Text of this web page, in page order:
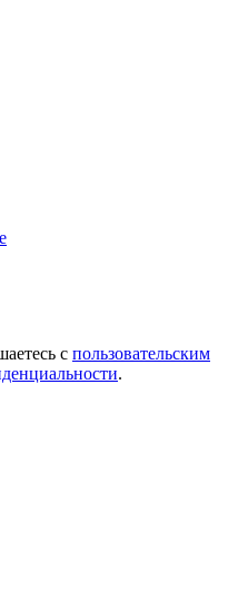
с пользовательским
.